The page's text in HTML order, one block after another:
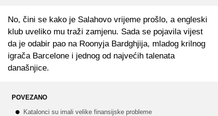
No, čini se kako je Salahovo vrijeme prošlo, a engleski
klub uveliko mu traži zamjenu. Sada se pojavila vijest
da je odabir pao na Roonyja Bardghjija, mladog krilnog
igrača Barcelone i jednog od najvećih talenata
današnjice.
POVEZANO
Katalonci su imali velike finansijske probleme